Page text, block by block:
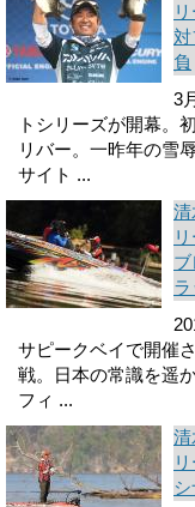
対
負
3
トシリーズが開幕。
リバー。一昨年の雪
サイト ...
サピークベイで開催
戦。日本の常識を遥
フィ ...